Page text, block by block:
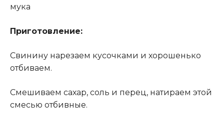
мука
Приготовление:
Свинину нарезаем кусочками и хорошенько
отбиваем.
Смешиваем сахар, соль и перец, натираем этой
смесью отбивные.